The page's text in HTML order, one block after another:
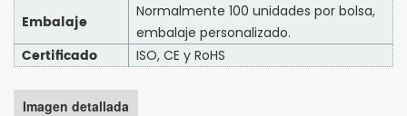
Embalaje
Normalmente 100 unidades por bolsa,
embalaje personalizado.
Certificado ISO, CE y RoHS
Imagen detallada